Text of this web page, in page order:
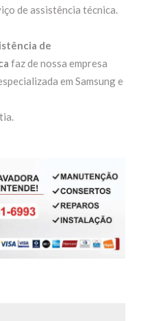
de assistência técnica.
de
faz de nossa empresa
em Samsung e